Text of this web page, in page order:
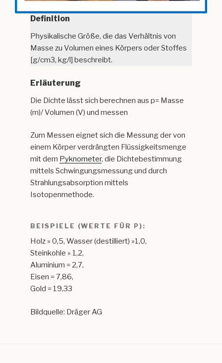
Definition
Physikalische Größe, die das Verhältnis von
Masse zu Volumen eines Körpers oder Stoffes
[g/cm3, kg/l] beschreibt.
Erläuterung
Die Dichte lässt sich berechnen aus p= Masse
(m)/ Volumen (V) und messen
Zum Messen eignet sich die Messung der von
einem Körper verdrängten Flüssigkeitsmenge
mit dem Pyknometer, die Dichtebestimmung
mittels Schwingungsmessung und durch
Strahlungsabsorption mittels
Isotopenmethode.
BEISPIELE (WERTE FÜR Ρ):
Holz » 0,5, Wasser (destilliert) »1,0,
Steinkohle » 1,2,
Aluminium = 2,7,
Eisen = 7,86,
Gold = 19,33
Bildquelle: Dräger AG